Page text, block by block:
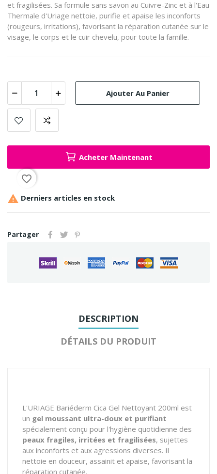
et fragilisées. Sa formule sans savon au Cuivre-Zinc et à l'Eau
Thermale d'Uriage nettoie, purifie et apaise les inconforts
(rougeurs, irritations), favorisant la réparation cutanée sur le
visage, le corps et le cuir chevelu, pour toute la famille.
Ajouter Au Panier
Acheter Maintenant
favorite_border
 Derniers articles en stock
Partager
DESCRIPTION
DÉTAILS DU PRODUIT
L'URIAGE Bariéderm Cica Gel Nettoyant 200ml est
un gel moussant ultra-doux et purifiant
spécialement conçu pour l'hygiène quotidienne des
peaux fragiles, irritées et fragilisées, sujettes
aux inconforts et aux agressions diverses. Il
nettoie en douceur, assainit et apaise, favorisant la
réparation cutanée.